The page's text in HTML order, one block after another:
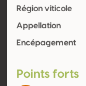
Région viticole
Appellation
Encépagement
Points forts